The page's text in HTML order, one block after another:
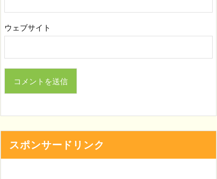
ウェブサイト
スポンサードリンク